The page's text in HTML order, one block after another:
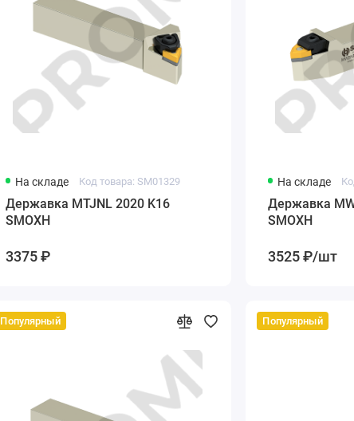
На складе Код товара: SM01329
Державка MTJNL 2020 K16
SMOXH
3375 ₽
На складе
Державка
SMOXH
3525 ₽/шт
Популярный Популярный